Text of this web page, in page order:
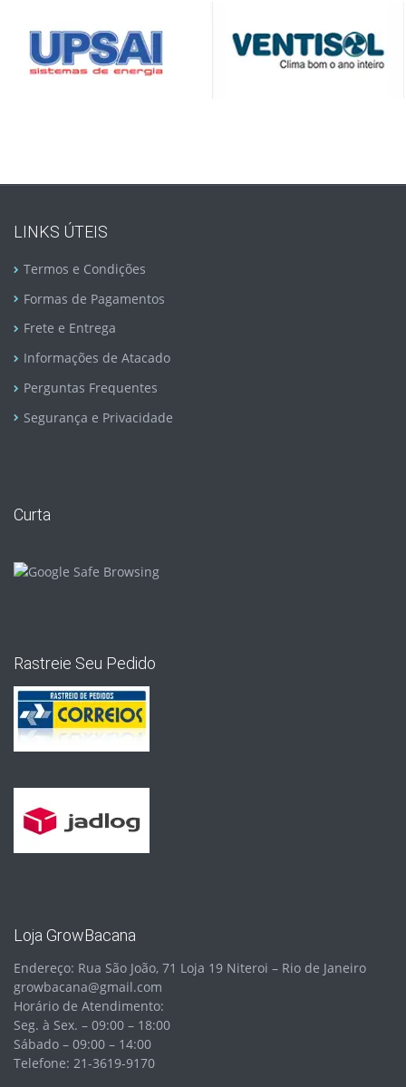
LINKS ÚTEIS
Termos e Condições
Formas de Pagamentos
Frete e Entrega
Informações de Atacado
Perguntas Frequentes
Segurança e Privacidade
Curta
Rastreie Seu Pedido
Loja GrowBacana
Endereço: Rua São João, 71 Loja 19 Niteroi – Rio de Janeiro
growbacana@gmail.com
Horário de Atendimento:
Seg. à Sex. – 09:00 – 18:00
Sábado – 09:00 – 14:00
Telefone: 21-3619-9170